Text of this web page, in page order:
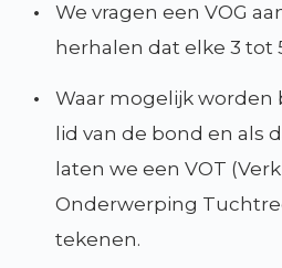
•
We vragen een VOG
herhalen dat elke 3 tot
•
Waar mogelijk worden
lid van de bond en als
laten we een VOT
Onderwerping
tekenen.